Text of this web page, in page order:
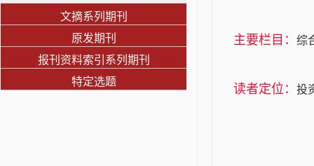
文摘系列期刊
原发期刊
报刊资料索引系列期刊
特定选题
主要栏目： 综
读者定位： 投